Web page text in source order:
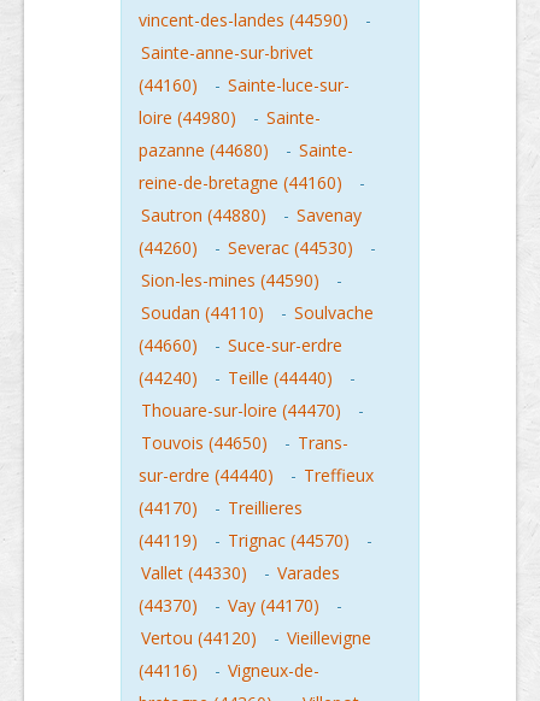
vincent-des-landes (44590)
-
Sainte-anne-sur-brivet
(44160)
- Sainte-luce-sur-
loire (44980)
- Sainte-
pazanne (44680)
- Sainte-
reine-de-bretagne (44160)
-
Sautron (44880)
- Savenay
(44260)
- Severac (44530)
-
Sion-les-mines (44590)
-
Soudan (44110)
- Soulvache
(44660)
- Suce-sur-erdre
(44240)
- Teille (44440)
-
Thouare-sur-loire (44470)
-
Touvois (44650)
- Trans-
sur-erdre (44440)
- Treffieux
(44170)
- Treillieres
(44119)
- Trignac (44570)
-
Vallet (44330)
- Varades
(44370)
- Vay (44170)
-
Vertou (44120)
- Vieillevigne
(44116)
- Vigneux-de-